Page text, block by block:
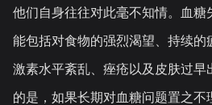
他们自身往往对此毫不知情。血
能包括对食物的强烈渴望、持续的
激素水平紊乱、痤疮以及皮肤过
的是，如果长期对血糖问题置之